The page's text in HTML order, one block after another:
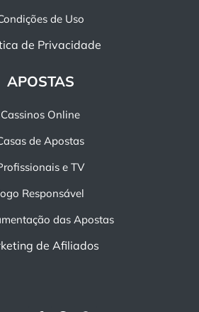
de Uso
de Privacidade
APOSTAS
Cassinos Online
de Apostas
e TV
Responsável
das Apostas
de Afiliados